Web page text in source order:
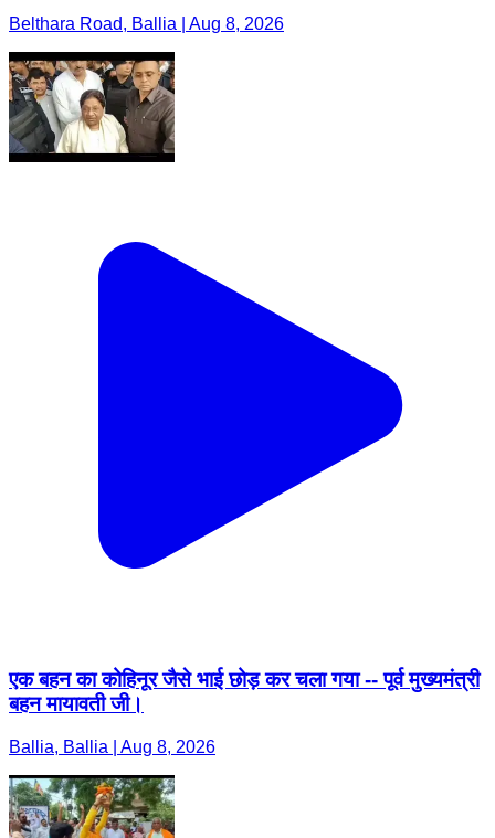
Belthara Road, Ballia | Aug 8, 2026
एक बहन का कोहिनूर जैसे भाई छोड़ कर चला गया -- पूर्व मुख्यमंत्री
बहन मायावती जी।
Ballia, Ballia | Aug 8, 2026